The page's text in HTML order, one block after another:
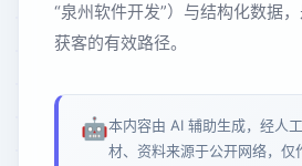
“泉州软件开发”）与结构化数据
获客的有效路径。
🤖本内容由 AI 辅助生成，经人
材、资料来源于公开网络，仅